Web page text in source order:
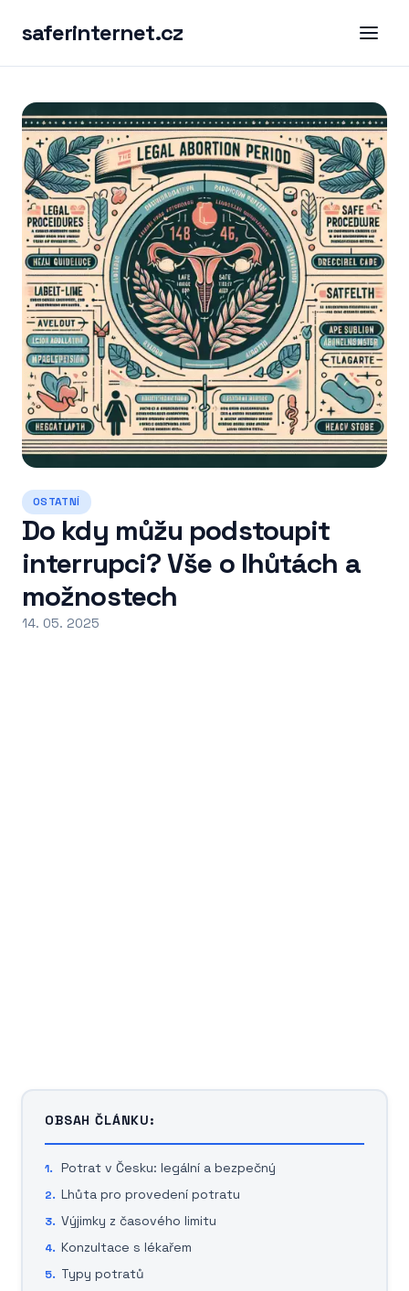
saferinternet.cz
OSTATNÍ
Do kdy můžu podstoupit
interrupci? Vše o lhůtách a
možnostech
14. 05. 2025
OBSAH ČLÁNKU:
Potrat v Česku: legální a bezpečný
Lhůta pro provedení potratu
Výjimky z časového limitu
Konzultace s lékařem
Typy potratů